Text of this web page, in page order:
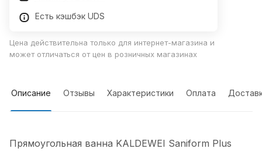
Есть кэшбэк UDS
Цена действительна только для интернет-магазина и
может отличаться от цен в розничных магазинах
Описание Отзывы Характеристики Оплата
Прямоугольная ванна KALDEWEI Saniform Plus